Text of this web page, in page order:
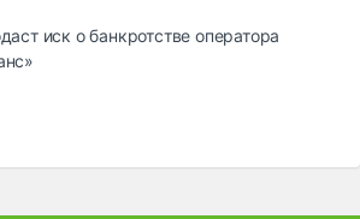
иск о банкротстве оператора